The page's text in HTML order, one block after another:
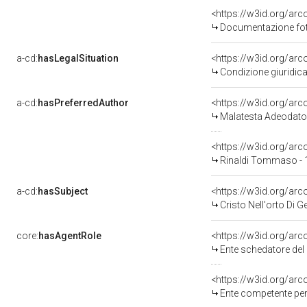
<https://w3id.org/
Documentazione
a-cd:hasLegalSituation
<https://w3id.org/
Condizione
a-cd:hasPreferredAuthor
<https://w3id.org/
Malatesta
<https://w3id.org/
Rinaldi Tommaso -
a-cd:hasSubject
<https://w3id.org/
Cristo Nell'orto Di
core:hasAgentRole
<https://w3id.org/
Ente schedatore
<https://w3id.org/
Ente competente